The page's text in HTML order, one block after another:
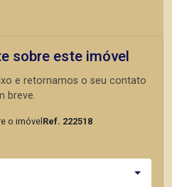
sobre este imóvel
e retornamos o seu contato
breve.
o imóvel Ref. 222518